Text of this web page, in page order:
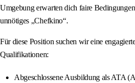
Umgebung erwarten dich faire
unnötiges „Chefkino“.
Für diese Position suchen wir eine
Qualifikationen:
Abgeschlossene Ausbildung als ATA